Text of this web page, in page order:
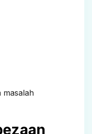
masalah